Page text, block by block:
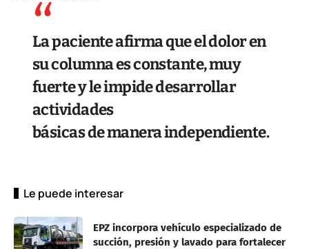
La paciente afirma que el dolor en
su columna es constante, muy
fuerte y le impide desarrollar
actividades
básicas de manera independiente.
Le puede interesar
EPZ incorpora vehículo especializado de
succión, presión y lavado para fortalecer